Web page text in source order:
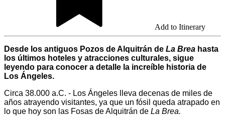
Add to Itinerary
Desde los antiguos Pozos de Alquitrán de La Brea hasta
los últimos hoteles y atracciones culturales, sigue
leyendo para conocer a detalle la increíble historia de
Los Ángeles.
Circa 38.000 a.C. - Los Ángeles lleva decenas de miles de
años atrayendo visitantes, ya que un fósil queda atrapado en
lo que hoy son las Fosas de Alquitrán de La Brea.